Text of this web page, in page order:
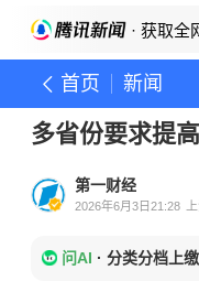
· 获取全
首页 新闻
多省份要求提
第一财经
2026年6月3日21:28
问AI · 分类分档上